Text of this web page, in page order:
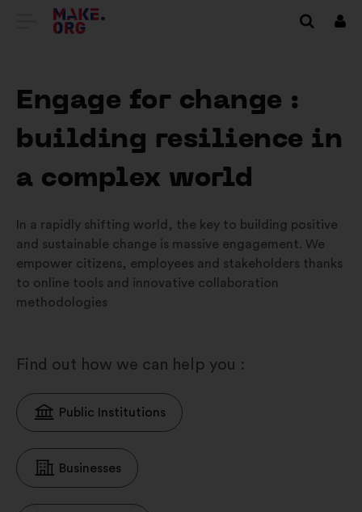
ПЕРЕЙТИ
ГОЛОВНУ
СТОРІНКУ
MAKE.ORG
Engage for change :
building resilience in
a complex world
In a rapidly shifting world, the key to building positive
and sustainable change is massive engagement. We
empower citizens, employees and stakeholders thanks
to online tools and innovative collaboration
methodologies
Find out how we can help you :
Public Institutions
Businesses